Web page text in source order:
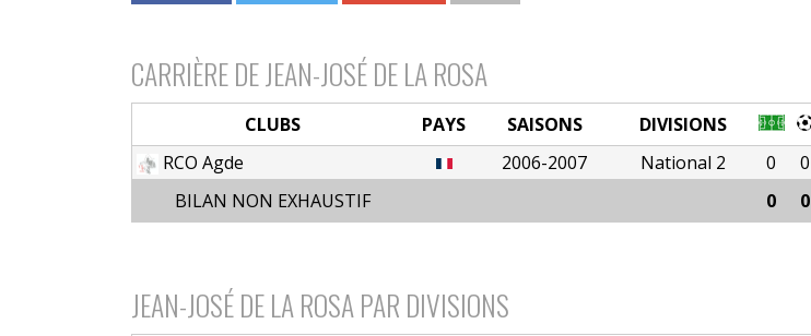
CARRIÈRE DE JEAN-JOSÉ DE LA ROSA
CLUBS PAYS SAISONS
DIVISIONS
RCO Agde
2006-2007 National 2 0 0
BILAN NON EXHAUSTIF
0 0
JEAN-JOSÉ DE LA ROSA PAR DIVISIONS